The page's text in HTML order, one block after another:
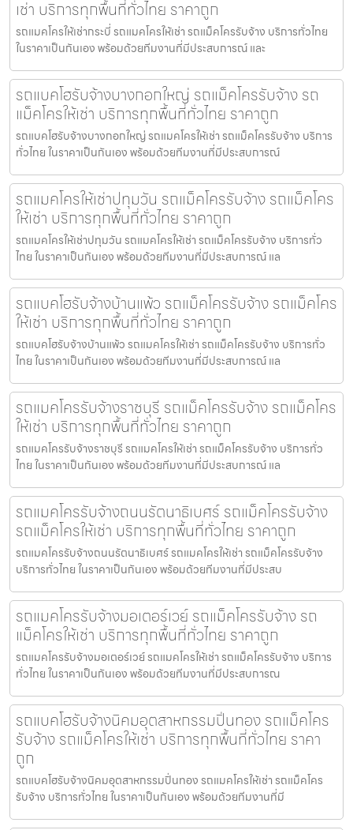
เช่า บริการทุกพื้นที่ทั่วไทย ราคาถูก
รถแมคโครให้เช่ากระบี่ รถแมคโครให้เช่า รถแม็คโครรับจ้าง บริการทั่วไทย
ในราคาเป็นกันเอง พร้อมด้วยทีมงานที่มีประสบการณ์ และ
รถแบคโฮรับจ้างบางกอกใหญ่ รถแม็คโครรับจ้าง รถ
แม็คโครให้เช่า บริการทุกพื้นที่ทั่วไทย ราคาถูก
รถแบคโฮรับจ้างบางกอกใหญ่ รถแมคโครให้เช่า รถแม็คโครรับจ้าง บริการ
ทั่วไทย ในราคาเป็นกันเอง พร้อมด้วยทีมงานที่มีประสบการณ์
รถแมคโครให้เช่าปทุมวัน รถแม็คโครรับจ้าง รถแม็คโคร
ให้เช่า บริการทุกพื้นที่ทั่วไทย ราคาถูก
รถแมคโครให้เช่าปทุมวัน รถแมคโครให้เช่า รถแม็คโครรับจ้าง บริการทั่ว
ไทย ในราคาเป็นกันเอง พร้อมด้วยทีมงานที่มีประสบการณ์ แล
รถแบคโฮรับจ้างบ้านแพ้ว รถแม็คโครรับจ้าง รถแม็คโคร
ให้เช่า บริการทุกพื้นที่ทั่วไทย ราคาถูก
รถแบคโฮรับจ้างบ้านแพ้ว รถแมคโครให้เช่า รถแม็คโครรับจ้าง บริการทั่ว
ไทย ในราคาเป็นกันเอง พร้อมด้วยทีมงานที่มีประสบการณ์ แล
รถแมคโครรับจ้างราชบุรี รถแม็คโครรับจ้าง รถแม็คโคร
ให้เช่า บริการทุกพื้นที่ทั่วไทย ราคาถูก
รถแมคโครรับจ้างราชบุรี รถแมคโครให้เช่า รถแม็คโครรับจ้าง บริการทั่ว
ไทย ในราคาเป็นกันเอง พร้อมด้วยทีมงานที่มีประสบการณ์ แล
รถแมคโครรับจ้างถนนรัตนาธิเบศร์ รถแม็คโครรับจ้าง
รถแม็คโครให้เช่า บริการทุกพื้นที่ทั่วไทย ราคาถูก
รถแมคโครรับจ้างถนนรัตนาธิเบศร์ รถแมคโครให้เช่า รถแม็คโครรับจ้าง
บริการทั่วไทย ในราคาเป็นกันเอง พร้อมด้วยทีมงานที่มีประสบ
รถแมคโครรับจ้างมอเตอร์เวย์ รถแม็คโครรับจ้าง รถ
แม็คโครให้เช่า บริการทุกพื้นที่ทั่วไทย ราคาถูก
รถแมคโครรับจ้างมอเตอร์เวย์ รถแมคโครให้เช่า รถแม็คโครรับจ้าง บริการ
ทั่วไทย ในราคาเป็นกันเอง พร้อมด้วยทีมงานที่มีประสบการณ
รถแบคโฮรับจ้างนิคมอุตสาหกรรมปิ่นทอง รถแม็คโคร
รับจ้าง รถแม็คโครให้เช่า บริการทุกพื้นที่ทั่วไทย ราคา
ถูก
รถแบคโฮรับจ้างนิคมอุตสาหกรรมปิ่นทอง รถแมคโครให้เช่า รถแม็คโคร
รับจ้าง บริการทั่วไทย ในราคาเป็นกันเอง พร้อมด้วยทีมงานที่มี